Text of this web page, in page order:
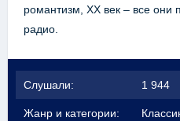
романтизм, ХХ век – все они
радио.
Слушали: 1 944
Жанр и категории: